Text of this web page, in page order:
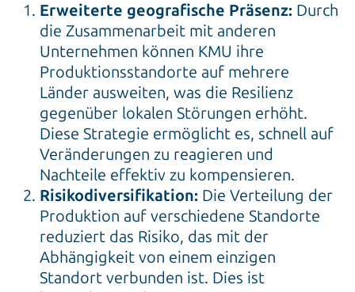
Erweiterte geografische Präsenz: Durch
die Zusammenarbeit mit anderen
Unternehmen können KMU ihre
Produktionsstandorte auf mehrere
Länder ausweiten, was die Resilienz
gegenüber lokalen Störungen erhöht.
Diese Strategie ermöglicht es, schnell auf
Veränderungen zu reagieren und
Nachteile effektiv zu kompensieren.
Risikodiversifikation: Die Verteilung der
Produktion auf verschiedene Standorte
reduziert das Risiko, das mit der
Abhängigkeit von einem einzigen
Standort verbunden ist. Dies ist